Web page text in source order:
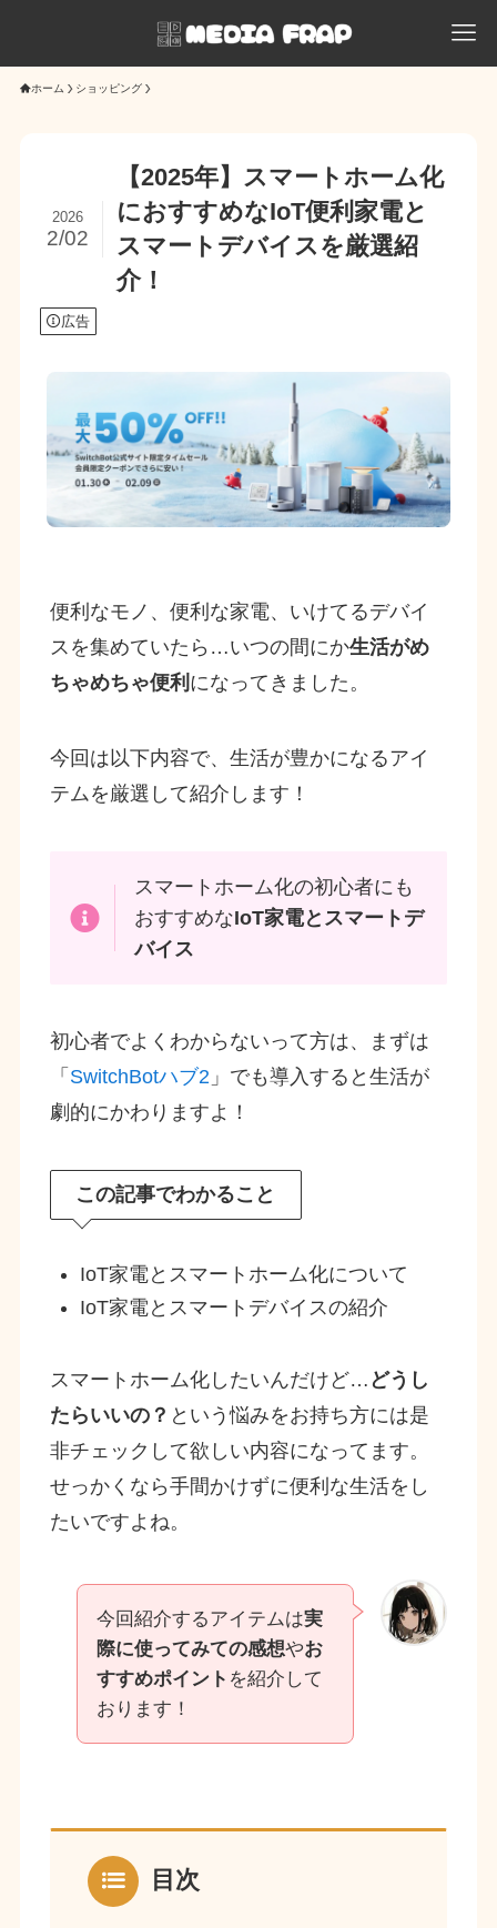
ホーム ショッピング
【2025年】スマートホーム化
におすすめなIoT便利家電と
スマートデバイスを厳選紹
介！
2026
2/02
広告
便利なモノ、便利な家電、いけてるデバイ
スを集めていたら…いつの間にか生活がめ
ちゃめちゃ便利 になってきました。
今回は以下内容で、生活が豊かになるアイ
テムを厳選して紹介します！
スマートホーム化の初心者にも
おすすめなIoT家電とスマートデ
バイス
初心者でよくわからないって方は、まずは
「 SwitchBotハブ2」でも導入すると生活が
劇的にかわりますよ！
この記事でわかること
IoT家電とスマートホーム化について
IoT家電とスマートデバイスの紹介
スマートホーム化したいんだけど… どうし
たらいいの？ という悩みをお持ち方には是
非チェックして欲しい内容になってます。
せっかくなら手間かけずに便利な生活をし
たいですよね。
今回紹介するアイテムは実
際に使ってみての感想やお
すすめポイント を紹介して
おります！
目次